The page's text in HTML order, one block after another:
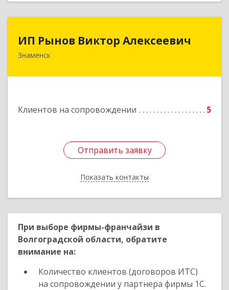
ИП Рынов Виктор Алексеевич
Знаменск
Клиентов на сопровождении 5
Отправить заявку
Показать контакты
Отправить заявку
Назад
При выборе фирмы-франчайзи в
Волгоградской области, обратите
внимание на:
Количество клиентов (договоров ИТС)
на сопровождении у партнера фирмы 1С.